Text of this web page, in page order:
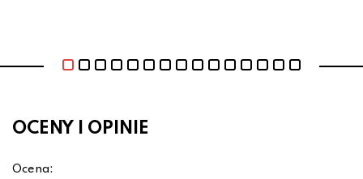
OCENY I OPINIE
Ocena: